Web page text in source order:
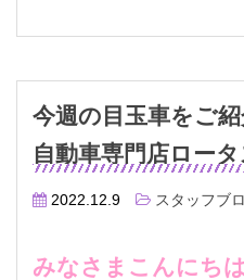
今週の目玉車をご
自動車専門店ロー
2022.12.9 スタッフブ
みなさまこんにちは